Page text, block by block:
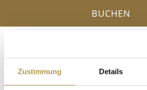
Zustimmung Details
BUCHEN